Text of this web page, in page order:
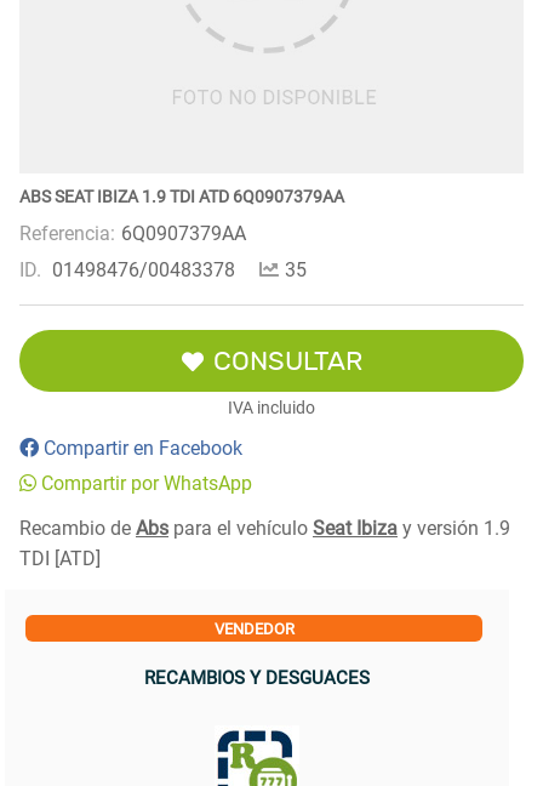
ABS SEAT IBIZA 1.9 TDI ATD 6Q0907379AA
Referencia: 6Q0907379AA
ID. 01498476/00483378 35
CONSULTAR
IVA incluido
Compartir en Facebook
Compartir por WhatsApp
Recambio de Abs para el vehículo Seat Ibiza y versión 1.9
TDI [ATD]
VENDEDOR
RECAMBIOS Y DESGUACES